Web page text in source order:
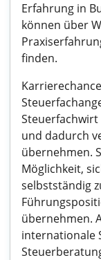
Erfahrung in
können über
finden.
und dadurch
übernehmen.
Möglichkeit,
selbstständig
übernehmen.
internationale